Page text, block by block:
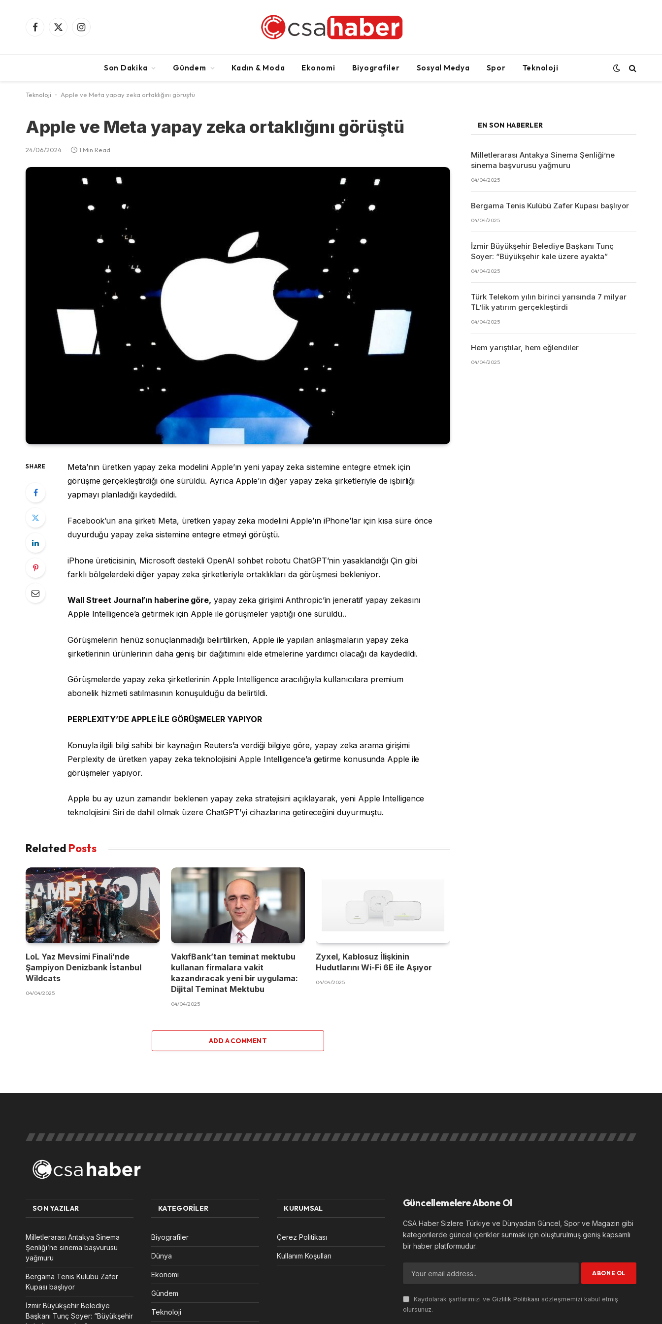
Facebook
X
Instagram
Son Dakika Gündem Kadın & Moda Ekonomi Biyografiler Sosyal Medya Spor Teknoloji
Teknoloji - Apple ve Meta yapay zeka ortaklığını görüştü
Apple ve Meta yapay zeka ortaklığını görüştü
24/06/2024 1 Min Read
SHARE
Meta’nın üretken yapay zeka modelini Apple’ın yeni yapay zeka sistemine entegre etmek için
görüşme gerçekleştirdiği öne sürüldü. Ayrıca Apple’ın diğer yapay zeka şirketleriyle de işbirliği
yapmayı planladığı kaydedildi.
Facebook’un ana şirketi Meta, üretken yapay zeka modelini Apple’ın iPhone’lar için kısa süre önce
duyurduğu yapay zeka sistemine entegre etmeyi görüştü.
iPhone üreticisinin, Microsoft destekli OpenAI sohbet robotu ChatGPT’nin yasaklandığı Çin gibi
farklı bölgelerdeki diğer yapay zeka şirketleriyle ortaklıkları da görüşmesi bekleniyor.
Wall Street Journal’ın haberine göre, yapay zeka girişimi Anthropic’in jeneratif yapay zekasını
Apple Intelligence’a getirmek için Apple ile görüşmeler yaptığı öne sürüldü..
Görüşmelerin henüz sonuçlanmadığı belirtilirken, Apple ile yapılan anlaşmaların yapay zeka
şirketlerinin ürünlerinin daha geniş bir dağıtımını elde etmelerine yardımcı olacağı da kaydedildi.
Görüşmelerde yapay zeka şirketlerinin Apple Intelligence aracılığıyla kullanıcılara premium
abonelik hizmeti satılmasının konuşulduğu da belirtildi.
PERPLEXITY’DE APPLE İLE GÖRÜŞMELER YAPIYOR
Konuyla ilgili bilgi sahibi bir kaynağın Reuters’a verdiği bilgiye göre, yapay zeka arama girişimi
Perplexity de üretken yapay zeka teknolojisini Apple Intelligence’a getirme konusunda Apple ile
görüşmeler yapıyor.
Apple bu ay uzun zamandır beklenen yapay zeka stratejisini açıklayarak, yeni Apple Intelligence
teknolojisini Siri de dahil olmak üzere ChatGPT’yi cihazlarına getireceğini duyurmuştu.
Related Posts
LoL Yaz Mevsimi Finali’nde
Şampiyon Denizbank İstanbul
Wildcats
04/04/2025
VakıfBank’tan teminat mektubu
kullanan firmalara vakit
kazandıracak yeni bir uygulama:
Dijital Teminat Mektubu
04/04/2025
Zyxel, Kablosuz İlişkinin
Hudutlarını Wi-Fi 6E ile Aşıyor
04/04/2025
ADD A COMMENT
EN SON HABERLER
Milletlerarası Antakya Sinema Şenliği’ne
sinema başvurusu yağmuru
04/04/2025
Bergama Tenis Kulübü Zafer Kupası başlıyor
04/04/2025
İzmir Büyükşehir Belediye Başkanı Tunç
Soyer: “Büyükşehir kale üzere ayakta”
04/04/2025
Türk Telekom yılın birinci yarısında 7 milyar
TL’lik yatırım gerçekleştirdi
04/04/2025
Hem yarıştılar, hem eğlendiler
04/04/2025
SON YAZILAR
Milletlerarası Antakya Sinema
Şenliği’ne sinema başvurusu
yağmuru
Bergama Tenis Kulübü Zafer
Kupası başlıyor
İzmir Büyükşehir Belediye
Başkanı Tunç Soyer: “Büyükşehir
KATEGORILER
Biyografiler
Dünya
Ekonomi
Gündem
Teknoloji
KURUMSAL
Çerez Politikası
Kullanım Koşulları
Güncellemelere Abone Ol
CSA Haber Sizlere Türkiye ve Dünyadan Güncel, Spor ve Magazin gibi
kategorilerde güncel içerikler sunmak için oluşturulmuş geniş kapsamlı
bir haber platformudur.
Kaydolarak şartlarımızı ve Gizlilik Politikası sözleşmemizi kabul etmiş
olursunuz.